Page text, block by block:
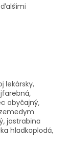
lekársky,
obyčajný,
jastrabina
hladkoplodá,